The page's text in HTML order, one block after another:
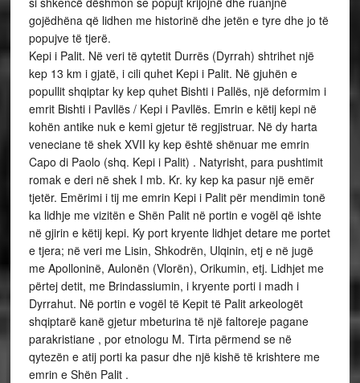
gojëdhëna që lidhen me historinë dhe jetën e tyre dhe jo të
popujve të tjerë.
Kepi i Palit. Në veri të qytetit Durrës (Dyrrah) shtrihet një
kep 13 km i gjatë, i cili quhet Kepi i Palit. Në gjuhën e
popullit shqiptar ky kep quhet Bishti i Pallës, një deformim i
emrit Bishti i Pavllës / Kepi i Pavllës. Emrin e këtij kepi në
kohën antike nuk e kemi gjetur të regjistruar. Në dy harta
veneciane të shek XVII ky kep është shënuar me emrin
Capo di Paolo (shq. Kepi i Palit) . Natyrisht, para pushtimit
romak e deri në shek I mb. Kr. ky kep ka pasur një emër
tjetër. Emërimi i tij me emrin Kepi i Palit për mendimin tonë
ka lidhje me vizitën e Shën Palit në portin e vogël që ishte
në gjirin e këtij kepi. Ky port kryente lidhjet detare me portet
e tjera; në veri me Lisin, Shkodrën, Ulqinin, etj e në jugë
me Apolloninë, Aulonën (Vlorën), Orikumin, etj. Lidhjet me
përtej detit, me Brindassiumin, i kryente porti i madh i
Dyrrahut. Në portin e vogël të Kepit të Palit arkeologët
shqiptarë kanë gjetur mbeturina të një faltoreje pagane
parakristiane , por etnologu M. Tirta përmend se në
qytezën e atij porti ka pasur dhe një kishë të krishtere me
emrin e Shën Palit .